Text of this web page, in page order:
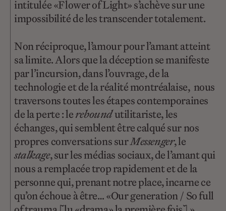
intitulée «Flower of Light» s’achève sur une
impossibilité de les transcender totalement.
Non réciproque, l’amour pour l’amant atteint
sa limite. Alors que la déception se manifeste
par l’incursion, dans l’ouvrage, de la
technologie et de la réalité montréalaise, nous
traversons toutes les étapes contemporaines
de la perte : lereboundutilitariste, les
échanges, qui semblent être calqué sur nos
propres conversations surMessenger, le
stalkage, sur les médias sociaux, de l’amant qui
nous a remplacée trop rapidement et de la
personne qui, prenant notre place, incarne ce
qu’on échoue à être… «Our generation / So full